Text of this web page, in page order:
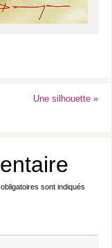
Une silhouette»
sont indiqués